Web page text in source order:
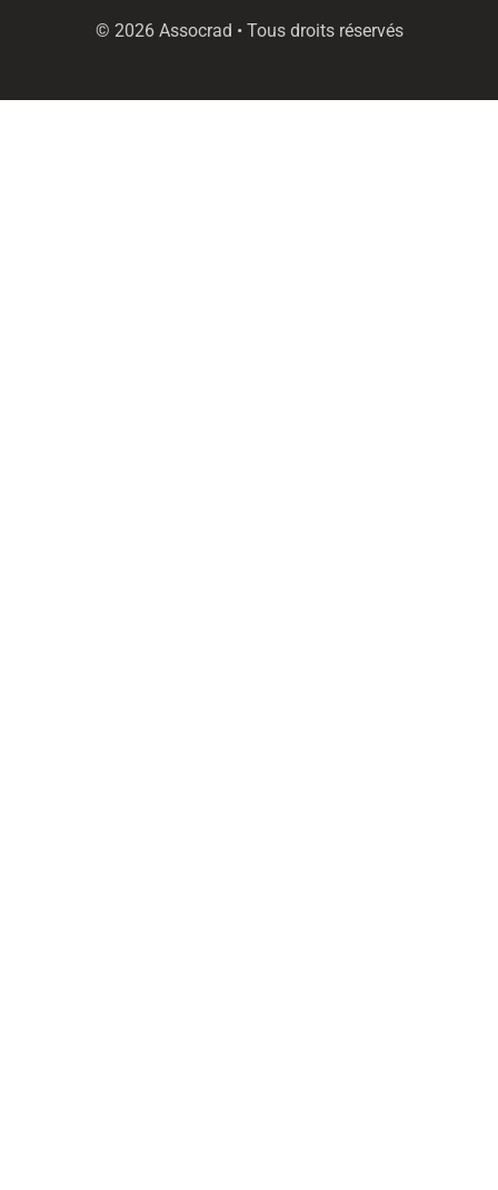
© 2026 Assocrad • Tous droits réservés